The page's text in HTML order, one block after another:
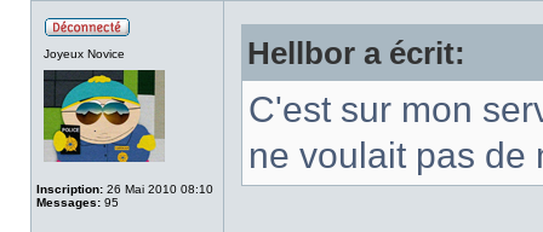
Joyeux Novice
Inscription: 26 Mai 2010 08:10
Messages: 95
Hellbor a écrit:
C'est sur mon
ne voulait pas